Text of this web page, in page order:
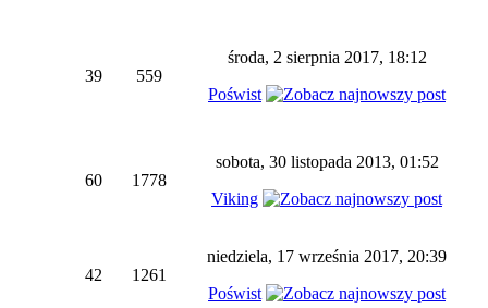
39 559
środa, 2 sierpnia 2017, 18:12
Poświst
60 1778
sobota, 30 listopada 2013, 01:52
Viking
42 1261
niedziela, 17 września 2017, 20:39
Poświst